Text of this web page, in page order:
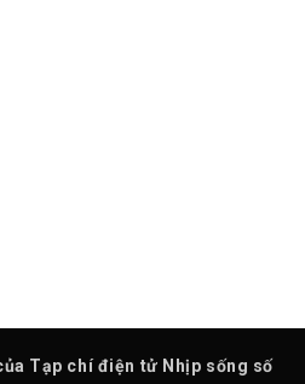
Tạp chí điện tử Nhịp sống số